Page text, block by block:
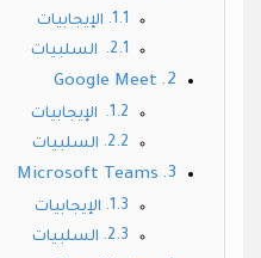
الإيجابيات
السلبيات
Google Meet
الإيجابيات
السلبيات
Microsoft Teams
الإيجابيات
السلبيات